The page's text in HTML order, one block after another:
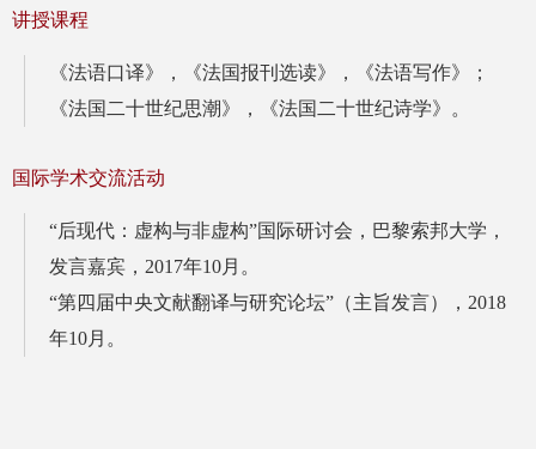
讲授课程
《法语口译》，《法国报刊选读》，《法语写作》；
《法国二十世纪思潮》，《法国二十世纪诗学》。
国际学术交流活动
“后现代：虚构与非虚构”国际研讨会，巴黎索邦大学，
发言嘉宾，2017年10月。
“第四届中央文献翻译与研究论坛”（主旨发言），2018
年10月。